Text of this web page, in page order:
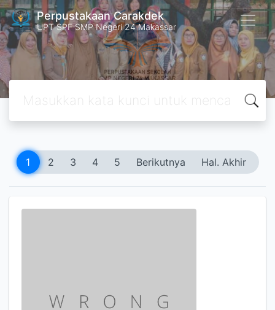
Perpustakaan Carakdek
UPT SPF SMP Negeri 24 Makassar
1 2 3 4 5 Berikutnya Hal. Akhir